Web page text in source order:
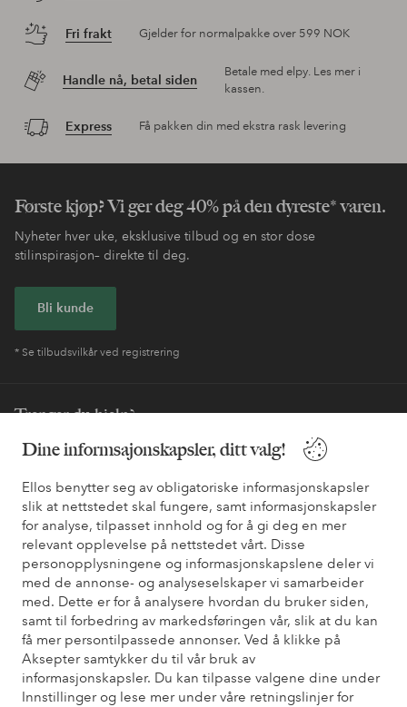
Dine informsajonskapsler, ditt valg!
Ellos benytter seg av obligatoriske informasjonskapsler
slik at nettstedet skal fungere, samt informasjonskapsler
for analyse, tilpasset innhold og for å gi deg en mer
relevant opplevelse på nettstedet vårt. Disse
personopplysningene og informasjonskapslene deler vi
med de annonse- og analyseselskaper vi samarbeider
med. Dette er for å analysere hvordan du bruker siden,
samt til forbedring av markedsføringen vår, slik at du kan
få mer persontilpassede annonser. Ved å klikke på
Aksepter samtykker du til vår bruk av
informasjonskapsler. Du kan tilpasse valgene dine under
Innstillinger og lese mer under våre retningslinjer for
Fri frakt Gjelder for normalpakke over 599 NOK
Handle nå, betal siden
Betale med elpy. Les mer i
kassen.
Express Få pakken din med ekstra rask levering
Første kjøp? Vi ger deg 40% på den dyreste* varen.
Nyheter hver uke, eksklusive tilbud og en stor dose
stilinspirasjon– direkte til deg.
Bli kunde
* Se tilbudsvilkår ved registrering
Trenger du hjelp?
Du finner svar på de vanligste spørsmålene i vår FAQ. Du finner
Kundeservice Bestilling Betalingsmåte
Mine sider
Om Ellos
Våre tjenester